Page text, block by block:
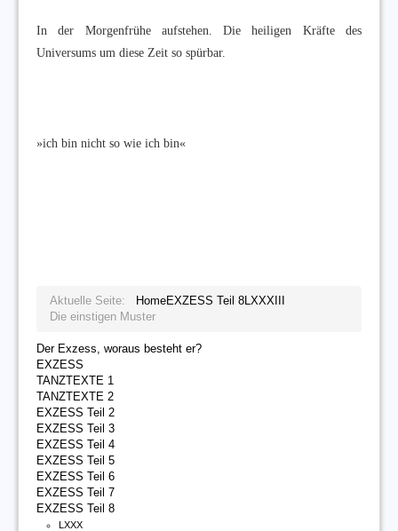
In der Morgenfrühe aufstehen. Die heiligen Kräfte des
Universums um diese Zeit so spürbar.
»ich bin nicht so wie ich bin«
Aktuelle Seite: HomeEXZESS Teil 8LXXXIII
Die einstigen Muster
Der Exzess, woraus besteht er?
EXZESS
TANZTEXTE 1
TANZTEXTE 2
EXZESS Teil 2
EXZESS Teil 3
EXZESS Teil 4
EXZESS Teil 5
EXZESS Teil 6
EXZESS Teil 7
EXZESS Teil 8
LXXX